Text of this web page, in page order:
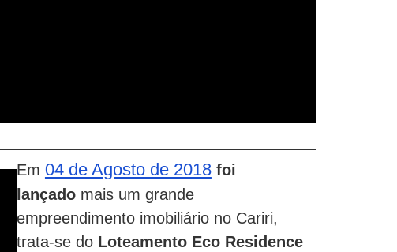
Em 04 de Agosto de 2018 foi
lançadomais um grande
empreendimento imobiliário no Cariri,
trata-se do Loteamento Eco Residence